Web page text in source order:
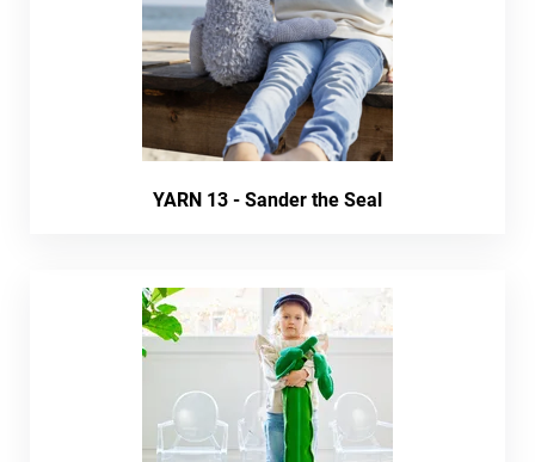
YARN 13 - Sander the Seal